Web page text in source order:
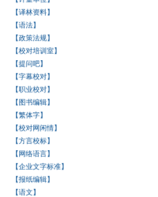
【译林资料】
【语法】
【政策法规】
【校对培训室】
【提问吧】
【字幕校对】
【职业校对】
【图书编辑】
【繁体字】
【校对网闲情】
【方言校标】
【网络语言】
【企业文字标准】
【报纸编辑】
【语文】